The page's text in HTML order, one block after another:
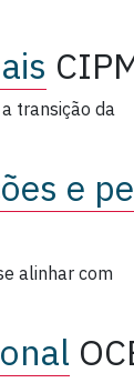
transição da
e
alinhar com